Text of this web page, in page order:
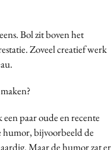
Bol zit boven het
Zoveel creatief werk
paar oude en recente
humor, bijvoorbeeld de
Maar de humor zat er